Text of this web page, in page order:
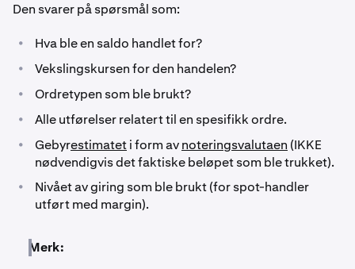
Den svarer på spørsmål som:
• Hva ble en saldo handlet for?
• Vekslingskursen for den handelen?
• Ordretypen som ble brukt?
• Alle utførelser relatert til en spesifikk ordre.
• Gebyrestimateti form avnoteringsvalutaen (IKKE
nødvendigvis det faktiske beløpet som ble trukket).
•
Nivået av giring som ble brukt (for spot-handler
utført med margin).
Merk: